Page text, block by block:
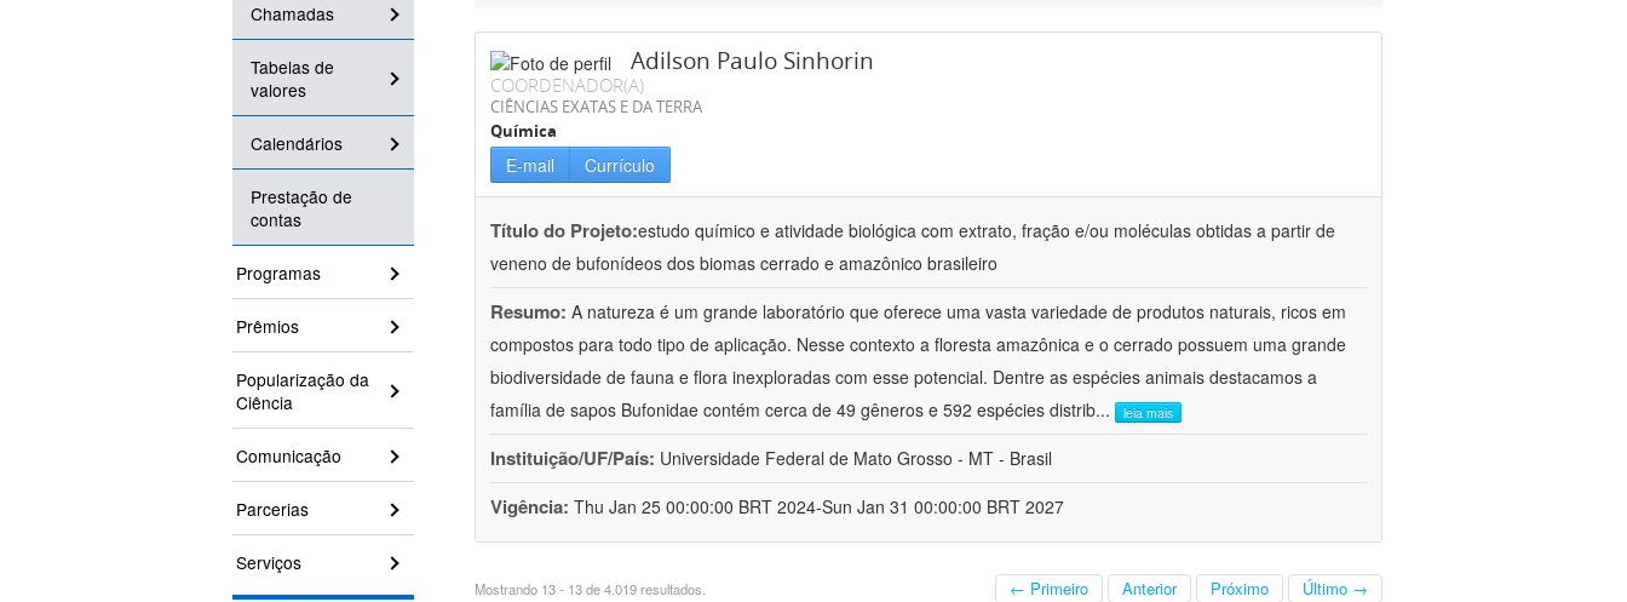
Chamadas
Tabelas de
valores
Calendários
Prestação de
contas
Programas
Prêmios
Popularização da
Ciência
Comunicação
Parcerias
Serviços
Adilson Paulo Sinhorin
COORDENADOR(A)
CIÊNCIAS EXATAS E DA TERRA
Química
E-mail Currículo
Título do Projeto:estudo químico e atividade biológica com extrato, fração e/ou moléculas obtidas a partir de
veneno de bufonídeos dos biomas cerrado e amazônico brasileiro
Resumo: A natureza é um grande laboratório que oferece uma vasta variedade de produtos naturais, ricos em
compostos para todo tipo de aplicação. Nesse contexto a floresta amazônica e o cerrado possuem uma grande
biodiversidade de fauna e flora inexploradas com esse potencial. Dentre as espécies animais destacamos a
família de sapos Bufonidae contém cerca de 49 gêneros e 592 espécies distrib... leia mais
Instituição/UF/País: Universidade Federal de Mato Grosso - MT - Brasil
Vigência: Thu Jan 25 00:00:00 BRT 2024-Sun Jan 31 00:00:00 BRT 2027
Mostrando 13 - 13 de 4.019 resultados. ← Primeiro Anterior Próximo Último →